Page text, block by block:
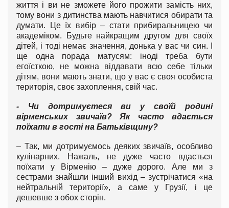
життя і ви не зможете його прожити замість них,
тому вони з дитинства мають навчитися обирати та
думати. Це їх вибір – стати прибиральницею чи
академіком. Будьте найкращим другом для своїх
дітей, і тоді немає значення, донька у вас чи син. І
ще одна порада матусям: іноді треба бути
егоїсткою, не можна віддавати всю себе тільки
дітям, вони мають знати, що у вас є своя особиста
територія, своє захоплення, свій час.
- Чи дотримуєтеся ви у своїй родині
вірменських звичаїв? Як часто вдається
поїхати в гості на Батьківщину?
– Так, ми дотримуємось деяких звичаїв, особливо
кулінарних. Нажаль, не дуже часто вдається
поїхати у Вірменію – дуже дорого. Але ми з
сестрами знайшли інший вихід – зустрічатися «на
нейтральній території», а саме у Грузії, і це
дешевше з обох сторін.